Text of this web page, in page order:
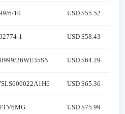
6/10 USD $55.52
1 USD $58.43
26WE35SN USD $64.29
USD $65.36
USD $75.99